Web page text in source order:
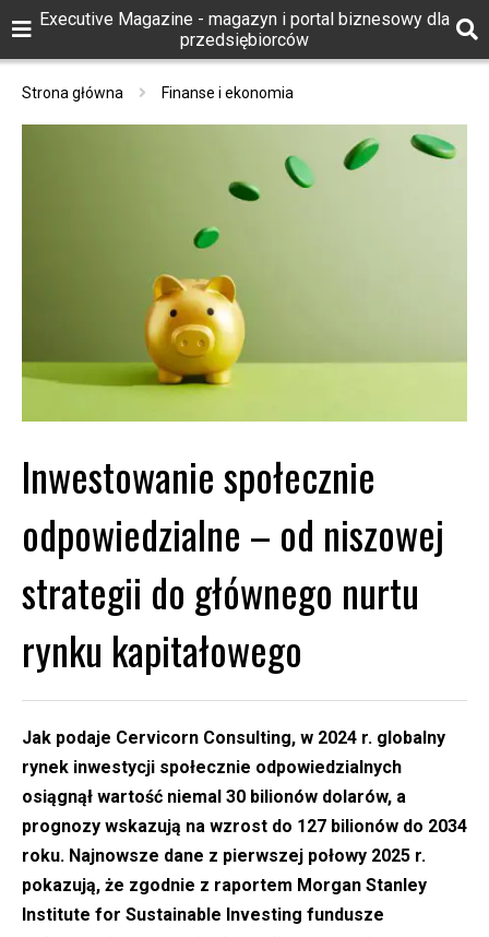
Executive Magazine - magazyn i portal biznesowy dla
przedsiębiorców
Strona główna Finanse i ekonomia
Inwestowanie społecznie
odpowiedzialne – od niszowej
strategii do głównego nurtu
rynku kapitałowego
Jak podaje Cervicorn Consulting, w 2024 r. globalny
rynek inwestycji społecznie odpowiedzialnych
osiągnął wartość niemal 30 bilionów dolarów, a
prognozy wskazują na wzrost do 127 bilionów do 2034
roku. Najnowsze dane z pierwszej połowy 2025 r.
pokazują, że zgodnie z raportem Morgan Stanley
Institute for Sustainable Investing fundusze